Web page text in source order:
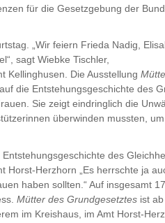
für die Gesetzgebung der
„Wir feiern Frieda Nadig,
sagt Wiebke Tischler,
Kellinghusen. Die Ausstellung
die Entstehungsgeschichte des
Sie zeigt eindringlich die
überwinden mussten,
Entstehungsgeschichte des
Horst-Herzhorn „Es herrschte ja
haben sollten.“ Auf insgesamt
Mütter des Grundgesetztes ist
im Kreishaus, im Amt Horst-